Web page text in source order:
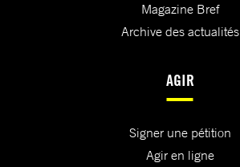
Magazine Bref
Archive des actualités
AGIR
Signer une pétition
Agir en ligne